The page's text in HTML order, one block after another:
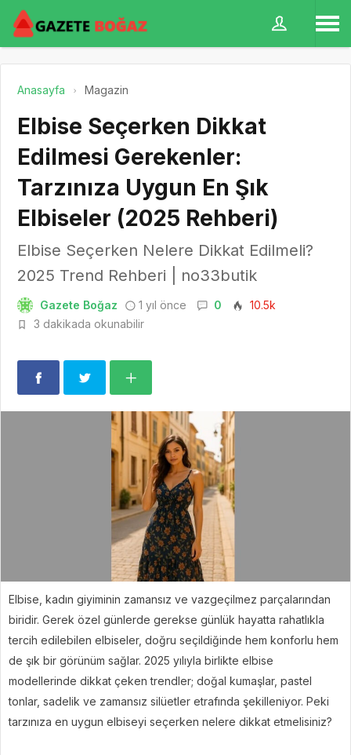
Anasayfa Magazin
Elbise Seçerken Dikkat
Edilmesi Gerekenler:
Tarzınıza Uygun En Şık
Elbiseler (2025 Rehberi)
Elbise Seçerken Nelere Dikkat Edilmeli?
2025 Trend Rehberi | no33butik
Gazete Boğaz 1 yıl önce 0
10.5k
3 dakikada okunabilir
Elbise, kadın giyiminin zamansız ve vazgeçilmez parçalarından
biridir. Gerek özel günlerde gerekse günlük hayatta rahatlıkla
tercih edilebilen elbiseler, doğru seçildiğinde hem konforlu hem
de şık bir görünüm sağlar. 2025 yılıyla birlikte elbise
modellerinde dikkat çeken trendler; doğal kumaşlar, pastel
tonlar, sadelik ve zamansız silüetler etrafında şekilleniyor. Peki
tarzınıza en uygun elbiseyi seçerken nelere dikkat etmelisiniz?